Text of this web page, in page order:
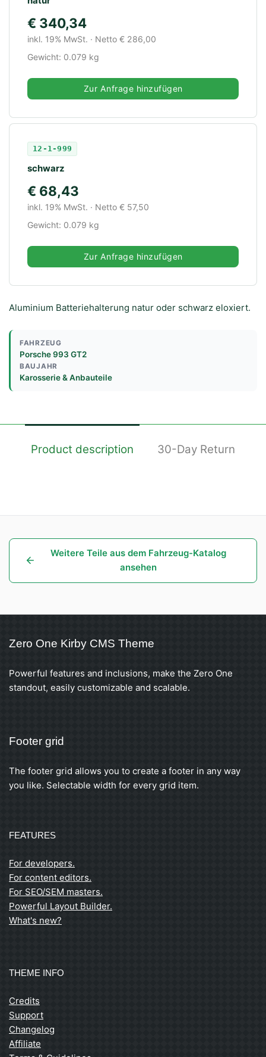
€ 340,34
inkl. 19% MwSt. · Netto € 286,00
Gewicht: 0.079 kg
Zur Anfrage hinzufügen
12-1-999
schwarz
€ 68,43
inkl. 19% MwSt. · Netto € 57,50
Gewicht: 0.079 kg
Zur Anfrage hinzufügen
Aluminium Batteriehalterung natur oder schwarz eloxiert.
FAHRZEUG
Porsche 993 GT2
BAUJAHR
Karosserie & Anbauteile
Product description 30-Day Return
Weitere Teile aus dem Fahrzeug-Katalog
ansehen
Zero One Kirby CMS Theme
Powerful features and inclusions, make the Zero One
standout, easily customizable and scalable.
Footer grid
The footer grid allows you to create a footer in any way
you like. Selectable width for every grid item.
FEATURES
For developers.
For content editors.
For SEO/SEM masters.
Powerful Layout Builder.
What's new?
THEME INFO
Credits
Support
Changelog
Affiliate